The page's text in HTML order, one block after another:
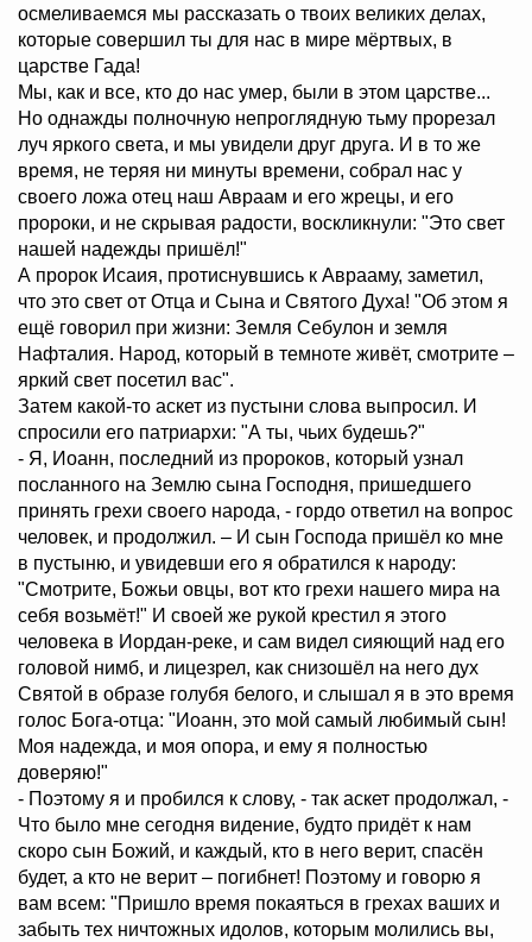
осмеливаемся мы рассказать о твоих великих делах,
которые совершил ты для нас в мире мёртвых, в
царстве Гада!
Мы, как и все, кто до нас умер, были в этом царстве...
Но однажды полночную непроглядную тьму прорезал
луч яркого света, и мы увидели друг друга. И в то же
время, не теряя ни минуты времени, собрал нас у
своего ложа отец наш Авраам и его жрецы, и его
пророки, и не скрывая радости, воскликнули: "Это свет
нашей надежды пришёл!"
А пророк Исаия, протиснувшись к Аврааму, заметил,
что это свет от Отца и Сына и Святого Духа! "Об этом я
ещё говорил при жизни: Земля Себулон и земля
Нафталия. Народ, который в темноте живёт, смотрите –
яркий свет посетил вас".
Затем какой-то аскет из пустыни слова выпросил. И
спросили его патриархи: "А ты, чьих будешь?"
- Я, Иоанн, последний из пророков, который узнал
посланного на Землю сына Господня, пришедшего
принять грехи своего народа, - гордо ответил на вопрос
человек, и продолжил. – И сын Господа пришёл ко мне
в пустыню, и увидевши его я обратился к народу:
"Смотрите, Божьи овцы, вот кто грехи нашего мира на
себя возьмёт!" И своей же рукой крестил я этого
человека в Иордан-реке, и сам видел сияющий над его
головой нимб, и лицезрел, как снизошёл на него дух
Святой в образе голубя белого, и слышал я в это время
голос Бога-отца: "Иоанн, это мой самый любимый сын!
Моя надежда, и моя опора, и ему я полностью
доверяю!"
- Поэтому я и пробился к слову, - так аскет продолжал, -
Что было мне сегодня видение, будто придёт к нам
скоро сын Божий, и каждый, кто в него верит, спасён
будет, а кто не верит – погибнет! Поэтому и говорю я
вам всем: "Пришло время покаяться в грехах ваших и
забыть тех ничтожных идолов, которым молились вы,